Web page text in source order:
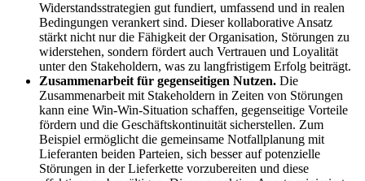
Widerstandsstrategien gut fundiert, umfassend und in realen
Bedingungen verankert sind. Dieser kollaborative Ansatz
stärkt nicht nur die Fähigkeit der Organisation, Störungen zu
widerstehen, sondern fördert auch Vertrauen und Loyalität
unter den Stakeholdern, was zu langfristigem Erfolg beiträgt.
Zusammenarbeit für gegenseitigen Nutzen. Die
Zusammenarbeit mit Stakeholdern in Zeiten von Störungen
kann eine Win-Win-Situation schaffen, gegenseitige Vorteile
fördern und die Geschäftskontinuität sicherstellen. Zum
Beispiel ermöglicht die gemeinsame Notfallplanung mit
Lieferanten beiden Parteien, sich besser auf potenzielle
Störungen in der Lieferkette vorzubereiten und diese